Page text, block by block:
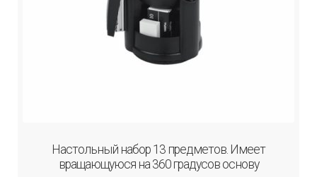
Настольный набор 13 предметов. Имеет
вращающуюся на 360 градусов основу